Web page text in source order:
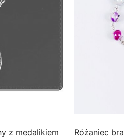
z medalikiem
Różaniec